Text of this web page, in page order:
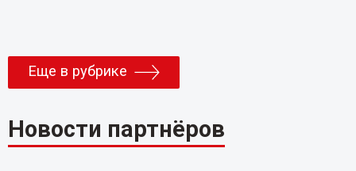
Еще в рубрике
Новости партнёров